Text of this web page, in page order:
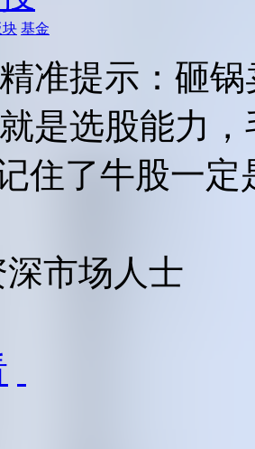
块 基金
准提示：砸
是选股能力
住了牛股一
深市场人士